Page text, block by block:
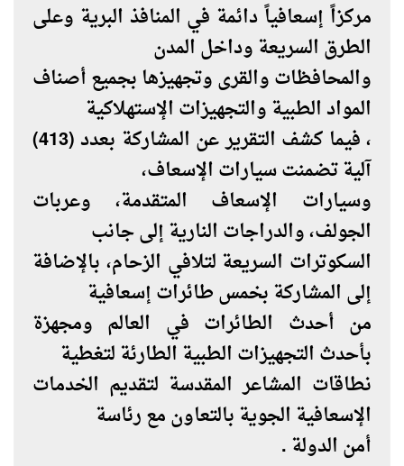
مركزاً إسعافياً دائمة في المنافذ البرية وعلى
الطرق السريعة وداخل المدن
والمحافظات والقرى وتجهيزها بجميع أصناف
المواد الطبية والتجهيزات الإستهلاكية
، فيما كشف التقرير عن المشاركة بعدد (413)
آلية تضمنت سيارات الإسعاف،
وسيارات الإسعاف المتقدمة، وعربات
الجولف، والدراجات النارية إلى جانب
السكوترات السريعة لتلافي الزحام، بالإضافة
إلى المشاركة بخمس طائرات إسعافية
من أحدث الطائرات في العالم ومجهزة
بأحدث التجهيزات الطبية الطارئة لتغطية
نطاقات المشاعر المقدسة لتقديم الخدمات
الإسعافية الجوية بالتعاون مع رئاسة
أمن الدولة .